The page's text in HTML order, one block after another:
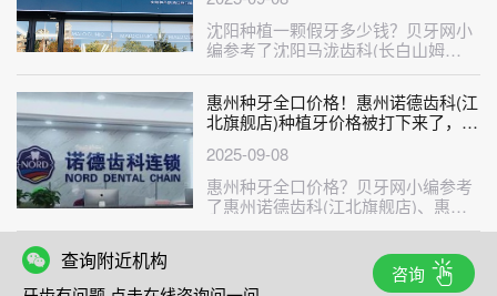
沈阳种植一颗假牙多少钱？贝牙网小
编参考了沈阳马泷齿科(长白山姆
店)、沈阳欢乐仁爱口腔（新民分
院）、沈···
惠州种牙全口价格！惠州诺德齿科(江
北旗舰店)种植牙价格被打下来了，瑞
颗！
2025-09-08
惠州种牙全口价格？贝牙网小编参考
了惠州诺德齿科(江北旗舰店)、惠州
云翔口腔诊所、惠州市深惠口腔门诊
查询附近机构
咨询